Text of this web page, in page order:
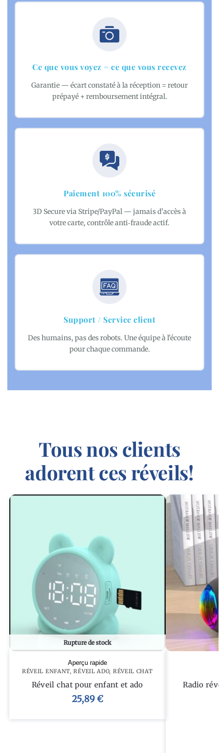
Ce que vous voyez = ce que vous recevez
Garantie — écart constaté à la réception = retour
prépayé + remboursement intégral.
Paiement 100% sécurisé
3D Secure via Stripe/PayPal — jamais d’accès à
votre carte, contrôle anti‑fraude actif.
Support / Service client
Des humains, pas des robots. Une équipe à l'écoute
pour chaque commande.
Tous nos clients
adorent ces réveils!
Rupture de stock
Aperçu rapide
RÉVEIL ENFANT,RÉVEIL ADO, RÉVEIL CHAT
Réveil chat pour enfant et ado
25,89€
Radio